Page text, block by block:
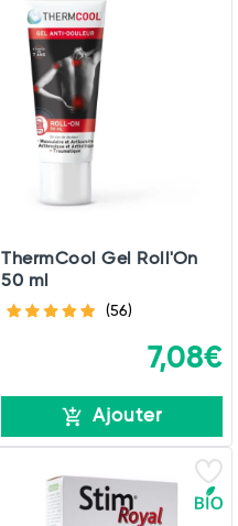
ThermCool Gel Roll'On
50 ml
(56)
7,08€
Ajouter